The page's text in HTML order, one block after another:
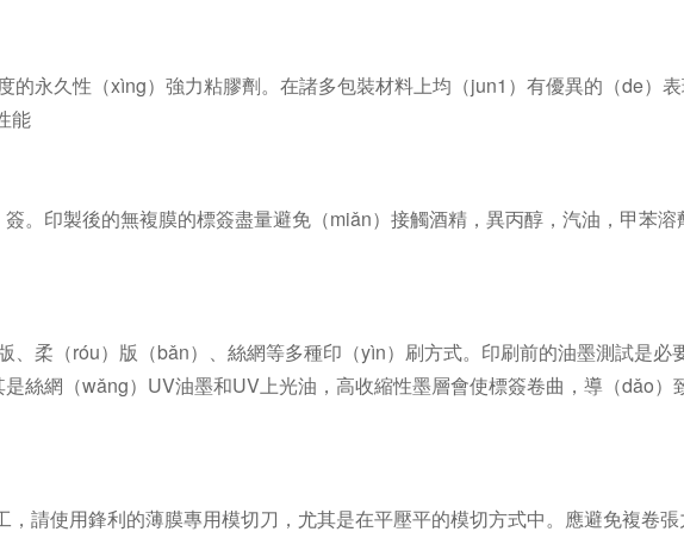
的永久性（xìng）強力粘膠劑。在諸多包裝材料上均（jun1）有優異的（de）
能
。印製後的無複膜的標簽盡量避免（miǎn）接觸酒精，異丙醇，汽油，甲苯溶
柔（róu）版（bǎn）、絲網等多種印（yìn）刷方式。印刷前的油墨測試是必要
絲網（wǎng）UV油墨和UV上光油，高收縮性墨層會使標簽卷曲，導（dǎo）
請使用鋒利的薄膜專用模切刀，尤其是在平壓平的模切方式中。應避免複卷